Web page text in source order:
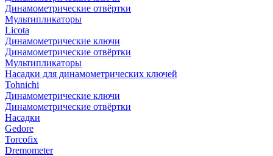
Динамометрические отвёртки
Мультипликаторы
Licota
Динамометрические ключи
Динамометрические отвёртки
Мультипликаторы
Насадки для динамометрических ключей
Tohnichi
Динамометрические ключи
Динамометрические отвёртки
Насадки
Gedore
Torcofix
Dremometer